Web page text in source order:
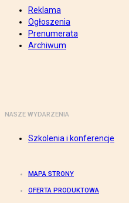
Reklama
Ogłoszenia
Prenumerata
Archiwum
NASZE WYDARZENIA
Szkolenia i konferencje
MAPA STRONY
OFERTA PRODUKTOWA